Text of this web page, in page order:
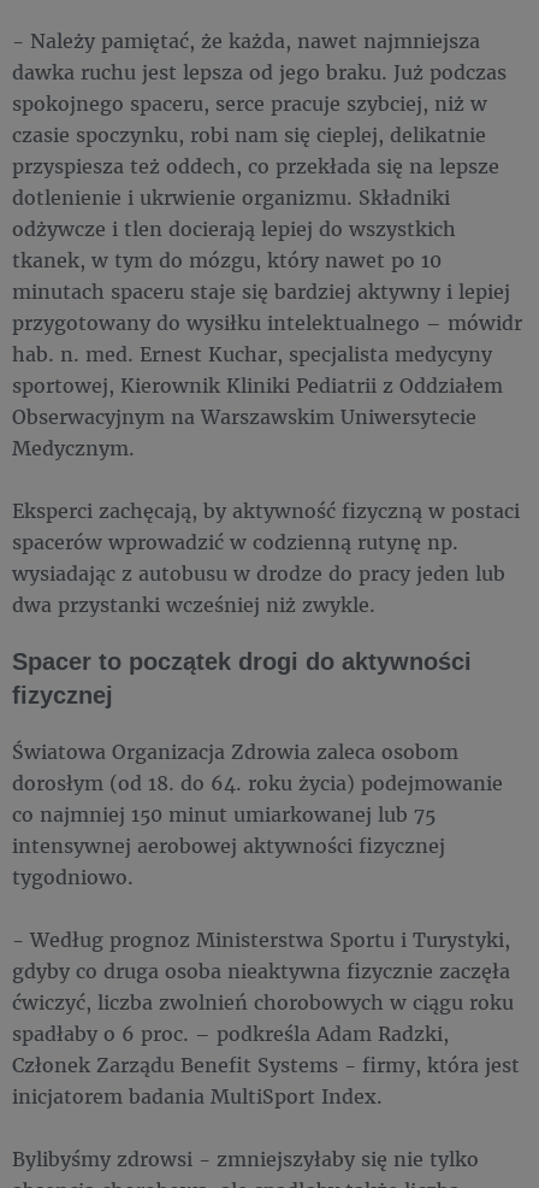
- Należy pamiętać, że każda, nawet najmniejsza
dawka ruchu jest lepsza od jego braku. Już podczas
spokojnego spaceru, serce pracuje szybciej, niż w
czasie spoczynku, robi nam się cieplej, delikatnie
przyspiesza też oddech, co przekłada się na lepsze
dotlenienie i ukrwienie organizmu. Składniki
odżywcze i tlen docierają lepiej do wszystkich
tkanek, w tym do mózgu, który nawet po 10
minutach spaceru staje się bardziej aktywny i lepiej
przygotowany do wysiłku intelektualnego – mówidr
hab. n. med. Ernest Kuchar, specjalista medycyny
sportowej, Kierownik Kliniki Pediatrii z Oddziałem
Obserwacyjnym na Warszawskim Uniwersytecie
Medycznym.
Eksperci zachęcają, by aktywność fizyczną w postaci
spacerów wprowadzić w codzienną rutynę np.
wysiadając z autobusu w drodze do pracy jeden lub
dwa przystanki wcześniej niż zwykle.
Spacer to początek drogi do aktywności
fizycznej
Światowa Organizacja Zdrowia zaleca osobom
dorosłym (od 18. do 64. roku życia) podejmowanie
co najmniej 150 minut umiarkowanej lub 75
intensywnej aerobowej aktywności fizycznej
tygodniowo.
- Według prognoz Ministerstwa Sportu i Turystyki,
gdyby co druga osoba nieaktywna fizycznie zaczęła
ćwiczyć, liczba zwolnień chorobowych w ciągu roku
spadłaby o 6 proc. – podkreśla Adam Radzki,
Członek Zarządu Benefit Systems - firmy, która jest
inicjatorem badania MultiSport Index.
Bylibyśmy zdrowsi - zmniejszyłaby się nie tylko